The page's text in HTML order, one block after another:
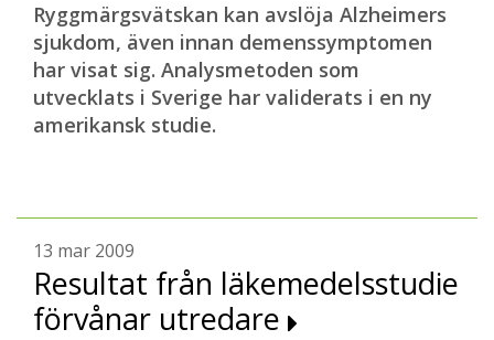
Ryggmärgsvätskan kan avslöja Alzheimers
sjukdom, även innan demenssymptomen
har visat sig. Analysmetoden som
utvecklats i Sverige har validerats i en ny
amerikansk studie.
13 mar 2009
Resultat från läkemedelsstudie
förvånar utredare